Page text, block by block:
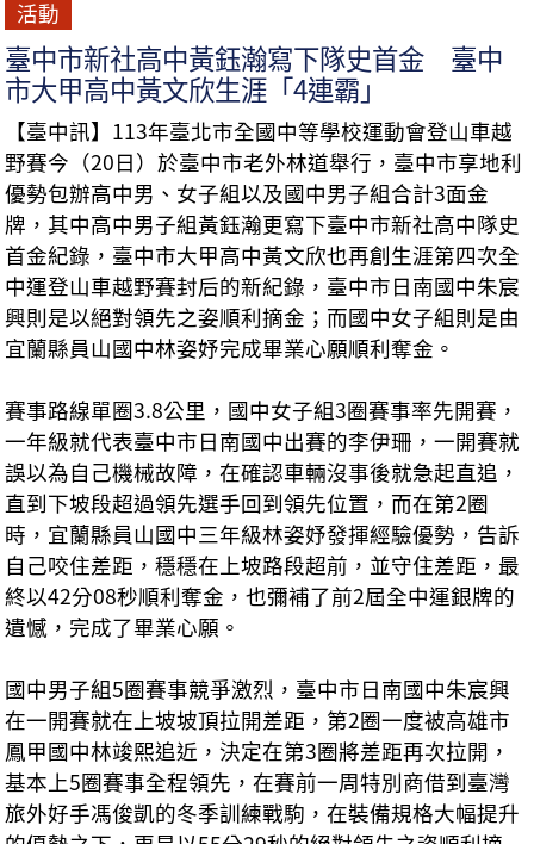
活動
臺中市新社高中黃鈺瀚寫下隊史首金 臺中
市大甲高中黃文欣生涯「4連霸」
【臺中訊】113年臺北市全國中等學校運動會登山車越
野賽今（20日）於臺中市老外林道舉行，臺中市享地利
優勢包辦高中男、女子組以及國中男子組合計3面金
牌，其中高中男子組黃鈺瀚更寫下臺中市新社高中隊史
首金紀錄，臺中市大甲高中黃文欣也再創生涯第四次全
中運登山車越野賽封后的新紀錄，臺中市日南國中朱宸
興則是以絕對領先之姿順利摘金；而國中女子組則是由
宜蘭縣員山國中林姿妤完成畢業心願順利奪金。
賽事路線單圈3.8公里，國中女子組3圈賽事率先開賽，
一年級就代表臺中市日南國中出賽的李伊珊，一開賽就
誤以為自己機械故障，在確認車輛沒事後就急起直追，
直到下坡段超過領先選手回到領先位置，而在第2圈
時，宜蘭縣員山國中三年級林姿妤發揮經驗優勢，告訴
自己咬住差距，穩穩在上坡路段超前，並守住差距，最
終以42分08秒順利奪金，也彌補了前2屆全中運銀牌的
遺憾，完成了畢業心願。
國中男子組5圈賽事競爭激烈，臺中市日南國中朱宸興
在一開賽就在上坡坡頂拉開差距，第2圈一度被高雄市
鳳甲國中林竣熙追近，決定在第3圈將差距再次拉開，
基本上5圈賽事全程領先，在賽前一周特別商借到臺灣
旅外好手馮俊凱的冬季訓練戰駒，在裝備規格大幅提升